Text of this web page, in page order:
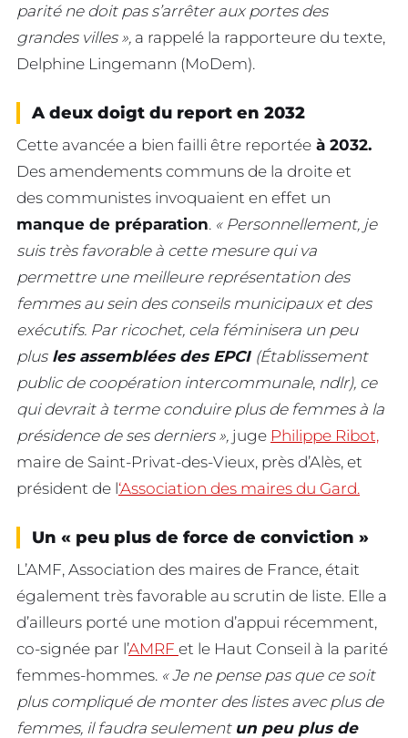
parité ne doit pas s’arrêter aux portes des
grandes villes », a rappelé la rapporteure du texte,
Delphine Lingemann (MoDem).
A deux doigt du report en 2032
Cette avancée a bien failli être reportée à 2032.
Des amendements communs de la droite et
des communistes invoquaient en effet un
manque de préparation. « Personnellement, je
suis très favorable à cette mesure qui va
permettre une meilleure représentation des
femmes au sein des conseils municipaux et des
exécutifs. Par ricochet, cela féminisera un peu
plusles assemblées des EPCI (Établissement
public de coopération intercommunale, ndlr), ce
qui devrait à terme conduire plus de femmes à la
présidence de ses derniers », juge Philippe Ribot,
maire de Saint-Privat-des-Vieux, près d’Alès, et
président de l‘Association des maires du Gard.
Un « peu plus de force de conviction »
L’AMF, Association des maires de France, était
également très favorable au scrutin de liste. Elle a
d’ailleurs porté une motion d’appui récemment,
co-signée par l’AMRF et le Haut Conseil à la parité
femmes-hommes. « Je ne pense pas que ce soit
plus compliqué de monter des listes avec plus de
femmes, il faudra seulement un peu plus de